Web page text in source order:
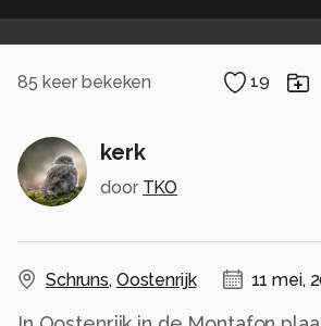
85 keer bekeken 19
kerk
door TKO
Schruns, Oostenrijk 11 mei,